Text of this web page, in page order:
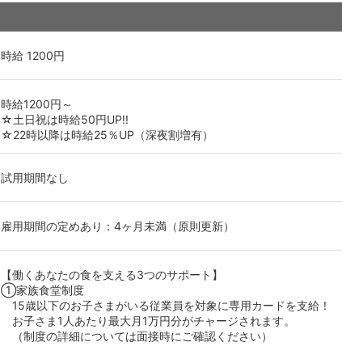
時給 1200円
時給1200円～
☆土日祝は時給50円UP!!
☆22時以降は時給25％UP（深夜割増有）
試用期間なし
雇用期間の定めあり：4ヶ月未満（原則更新）
【働くあなたの食を支える3つのサポート】
①家族食堂制度
15歳以下のお子さまがいる従業員を対象に専用カードを支給！
お子さま1人あたり最大月1万円分がチャージされます。
（制度の詳細については面接時にご確認ください）